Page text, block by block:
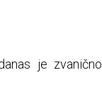
je zvanično